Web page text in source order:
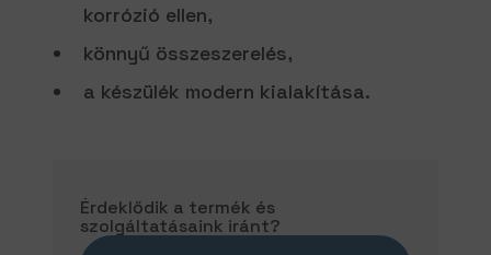
korrózió ellen,
könnyű összeszerelés,
a készülék modern kialakítása.
Érdeklődik a termék és
szolgáltatásaink iránt?